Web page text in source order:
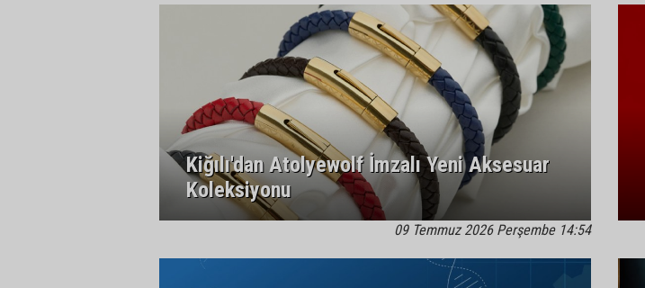
Kiğılı'dan Atolyewolf İmzalı Yeni Aksesuar
Koleksiyonu
09 Temmuz 2026 Perşembe 14:54